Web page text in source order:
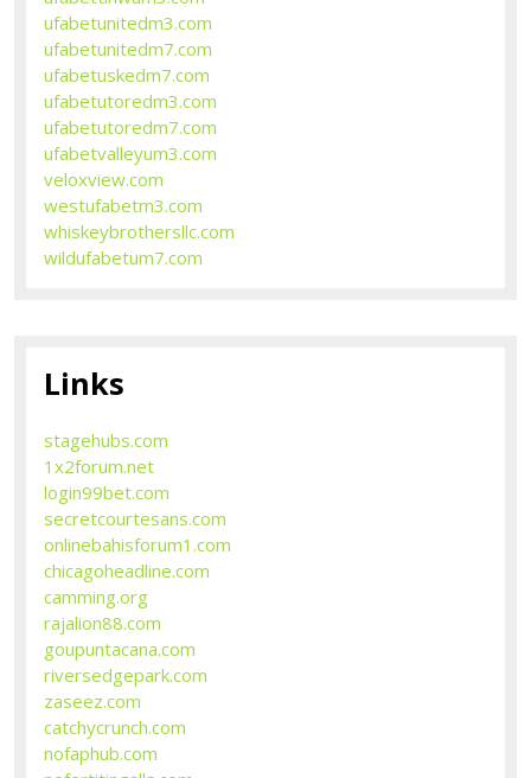
ufabetunitedm3.com
ufabetunitedm7.com
ufabetuskedm7.com
ufabetutoredm3.com
ufabetutoredm7.com
ufabetvalleyum3.com
veloxview.com
westufabetm3.com
whiskeybrothersllc.com
wildufabetum7.com
Links
stagehubs.com
1x2forum.net
login99bet.com
secretcourtesans.com
onlinebahisforum1.com
chicagoheadline.com
camming.org
rajalion88.com
goupuntacana.com
riversedgepark.com
zaseez.com
catchycrunch.com
nofaphub.com